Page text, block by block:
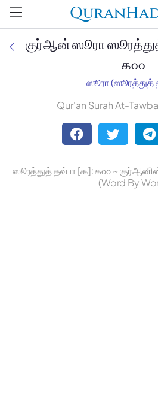
Jan Trust Foundation
Mufti Omar Sheriff Qasimi,
குர்ஆன் ஸூரா
௧௦௦
ஸூரா (ஸூரத்துத்
Qur'an Surah At-
ஸூரத்துத் தவ்பா [௯]: ௧௦௦ ~
(Word By